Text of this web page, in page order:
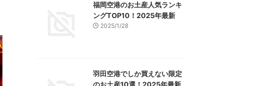
福岡空港のお土産人気ランキ
ングTOP10！2025年最新
2025/1/28
羽田空港でしか買えない限定